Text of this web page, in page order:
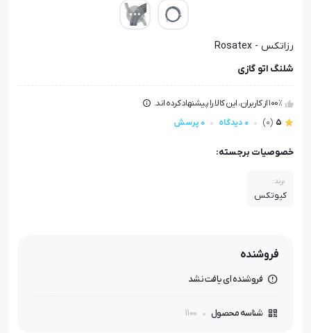
رزاتکس - Rosatex
شلنگ اتو گازی
100٪ از کاربران، این کالا را پیشنهاد کرده اند.
5
(0) 0 دیدگاه 0 پرسش
خصوصیات برجسته:
برند:
کیوتکس
فروشنده
فروشنده ای یافت نشد
شناسه محصول 1100